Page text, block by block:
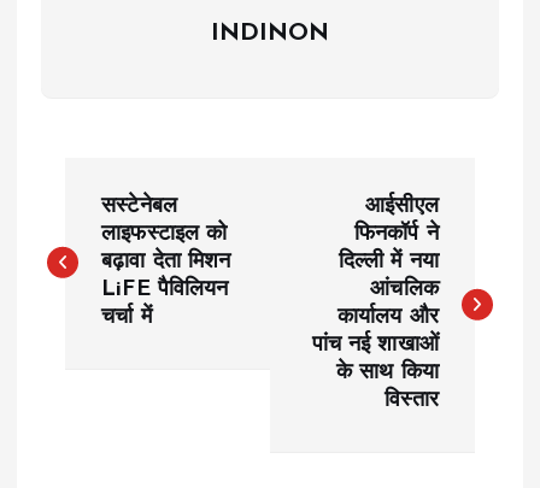
INDINON
o
सस्टेनेबल
लाइफस्टाइल को
बढ़ावा देता मिशन
LiFE पैविलियन
चर्चा में
आईसीएल
फिनकॉर्प ने
दिल्ली में नया
आंचलिक
कार्यालय और
पांच नई शाखाओं
के साथ किया
विस्तार